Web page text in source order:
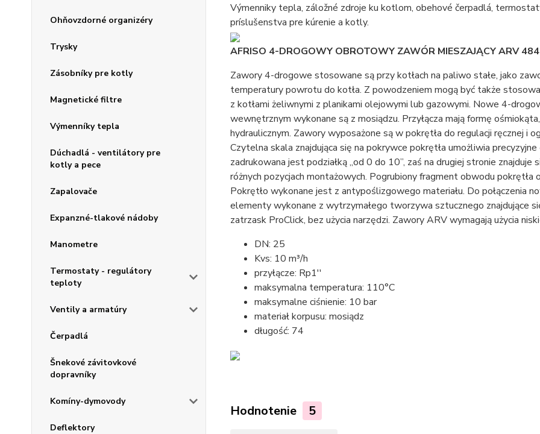
Ohňovzdorné organizéry
Trysky
Zásobníky pre kotly
Magnetické filtre
Výmenníky tepla
Dúchadlá - ventilátory pre
kotly a pece
Zapalovače
Expanzné-tlakové nádoby
Manometre
Termostaty - regulátory
teploty
Ventily a armatúry
Čerpadlá
Šnekové závitovkové
dopravníky
Komíny-dymovody
Deflektory
Výmenniky tepla, záložné zdroje ku kotlom, obehové čerpadlá,
príslušenstva pre kúrenie a kotly.
AFRISO 4-DROGOWY OBROTOWY ZAWÓR MIESZAJĄCY ARV
Zawory 4-drogowe stosowane są przy kotłach na paliwo stałe, jako
temperatury powrotu do kotła. Z powodzeniem mogą być także
z kotłami żeliwnymi z planikami olejowymi lub gazowymi. Nowe 4-
wewnętrznym wykonane są z mosiądzu. Przyłącza mają formę
hydraulicznym. Zawory wyposażone są w pokrętła do regulacji ręcznej i
Czytelna skala znajdująca się na pokrywce pokrętła umożliwia
zadrukowana jest podziałką „od 0 do 10”, zaś na drugiej stronie
różnych pozycjach montażowych. Pogrubiony fragment obwodu
Pokrętło wykonane jest z antypoślizgowego materiału. Do połączenia
elementy wykonane z wytrzymałego tworzywa sztucznego znajdujące
zatrzask ProClick, bez użycia narzędzi. Zawory ARV wymagają użycia
DN: 25
Kvs: 10 m³/h
przyłącze: Rp1''
maksymalna temperatura: 110°C
maksymalne ciśnienie: 10 bar
materiał korpusu: mosiądz
długość: 74
Hodnotenie 5